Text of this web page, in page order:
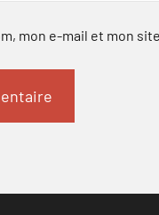
mon e-mail et mon